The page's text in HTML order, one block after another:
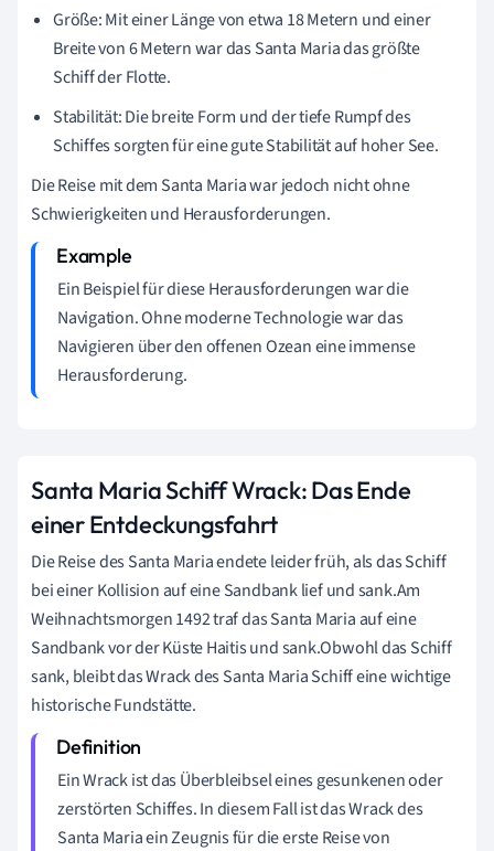
Größe: Mit einer Länge von etwa 18 Metern und einer
Breite von 6 Metern war das Santa Maria das größte
Schiff der Flotte.
Stabilität: Die breite Form und der tiefe Rumpf des
Schiffes sorgten für eine gute Stabilität auf hoher See.
Die Reise mit dem Santa Maria war jedoch nicht ohne
Schwierigkeiten und Herausforderungen.
Ein Beispiel für diese Herausforderungen war die
Navigation. Ohne moderne Technologie war das
Navigieren über den offenen Ozean eine immense
Herausforderung.
Santa Maria Schiff Wrack: Das Ende
einer Entdeckungsfahrt
Die Reise des Santa Maria endete leider früh, als das Schiff
bei einer Kollision auf eine Sandbank lief und sank.Am
Weihnachtsmorgen 1492 traf das Santa Maria auf eine
Sandbank vor der Küste Haitis und sank.Obwohl das Schiff
sank, bleibt das Wrack des Santa Maria Schiff eine wichtige
historische Fundstätte.
Ein Wrack ist das Überbleibsel eines gesunkenen oder
zerstörten Schiffes. In diesem Fall ist das Wrack des
Santa Maria ein Zeugnis für die erste Reise von